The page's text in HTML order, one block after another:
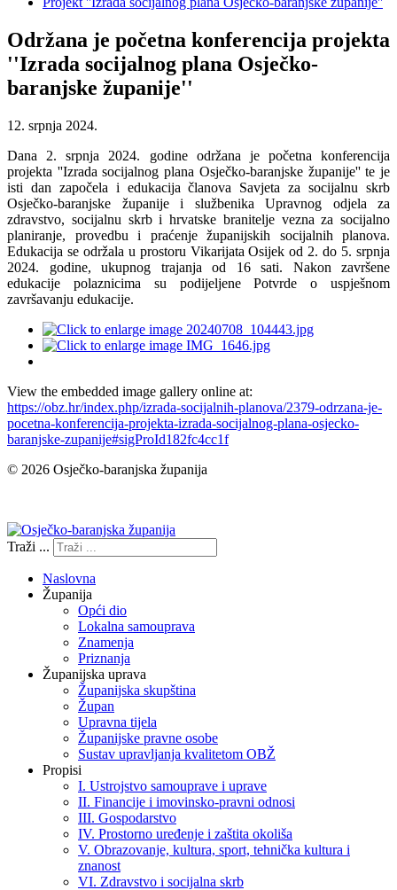
Održana je početna konferencija projekta
''Izrada socijalnog plana Osječko-
baranjske županije''
12. srpnja 2024.
Dana 2. srpnja 2024. godine održana je početna konferencija
projekta ''Izrada socijalnog plana Osječko-baranjske županije'' te je
isti dan započela i edukacija članova Savjeta za socijalnu skrb
Osječko-baranjske županije i službenika Upravnog odjela za
zdravstvo, socijalnu skrb i hrvatske branitelje vezna za socijalno
planiranje, provedbu i praćenje županijskih socijalnih planova.
Edukacija se održala u prostoru Vikarijata Osijek od 2. do 5. srpnja
2024. godine, ukupnog trajanja od 16 sati. Nakon završene
edukacije polaznicima su podijeljene Potvrde o uspješnom
završavanju edukacije.
View the embedded image gallery online at:
https://obz.hr/index.php/izrada-socijalnih-planova/2379-odrzana-je-
pocetna-konferencija-projekta-izrada-socijalnog-plana-osjecko-
baranjske-zupanije#sigProId182fc4cc1f
© 2026 Osječko-baranjska županija
Traži ...
Naslovna
Županija
Opći dio
Lokalna samouprava
Znamenja
Priznanja
Županijska uprava
Županijska skupština
Župan
Upravna tijela
Županijske pravne osobe
Sustav upravljanja kvalitetom OBŽ
Propisi
I. Ustrojstvo samouprave i uprave
II. Financije i imovinsko-pravni odnosi
III. Gospodarstvo
IV. Prostorno uređenje i zaštita okoliša
V. Obrazovanje, kultura, sport, tehnička kultura i
znanost
VI. Zdravstvo i socijalna skrb